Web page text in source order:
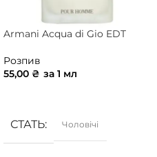
Armani Acqua di Gio EDT
Розпив
55,00 ₴ за 1 мл
СТАТЬ Чоловічі